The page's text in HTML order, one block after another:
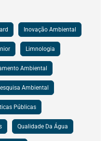
Inovação Ambiental
Limnologia
Ambiental
Ambiental
Públicas
Qualidade Da Água